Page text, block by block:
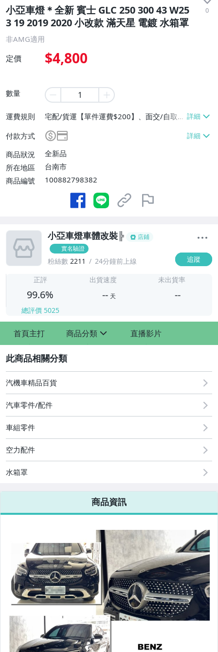
小亞車燈＊全新 賓士 GLC 250 300 43 W25
3 19 2019 2020 小改款 滿天星 電鍍 水箱罩
0
非AMG適用
定價 $4,800
數量
運費規則
宅配/貨運【單件運費$200】、面交/自取/
付款方式
商品狀況
全新品
所在地區
台南市
商品編號
100882798382
小亞車燈車體改裝╠
店鋪
實名驗證
粉絲數 2211 24分鐘前上線 追蹤
正評
99.6%
總評價 5025
出貨速度
-- 天
未出貨率
--
首頁主打 商品分類
其他汽車零配件
原廠=規格大燈.正廠大燈
改裝=R8燈眉款DRL大燈
改裝=光圈魚眼大燈.一般魚眼大燈
手工改=3D/CCFL/COB光圈魚眼大燈
客製=光圈魚眼導光條日行燈系列
超薄型HID氙氣燈泡.大燈燈泡
通用型DRL日行燈.R8日行燈
原廠型=角燈.晶鑽.黑框.黃角燈
前保桿小燈.晶鑽.黑框小燈
LED側燈.晶鑽.燻黑.黃側燈
直播影片
汽機車精品百貨
汽車零件/配件
車組零件
空力配件
水箱罩
商品資訊